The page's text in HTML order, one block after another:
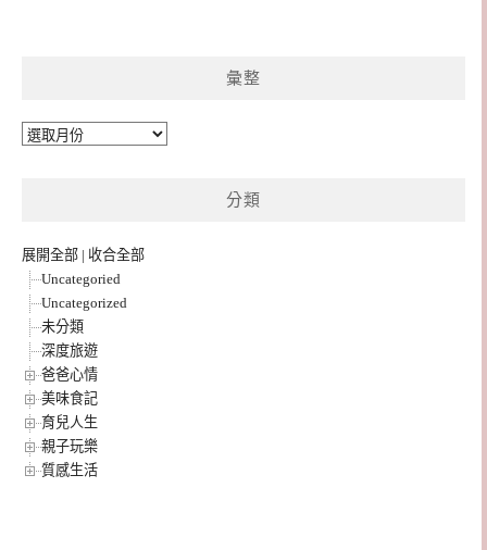
彙整
彙
分類
展開全部 | 收合全部
Uncategoried
Uncategorized
未分類
深度旅遊
爸爸心情
美味食記
育兒人生
親子玩樂
質感生活